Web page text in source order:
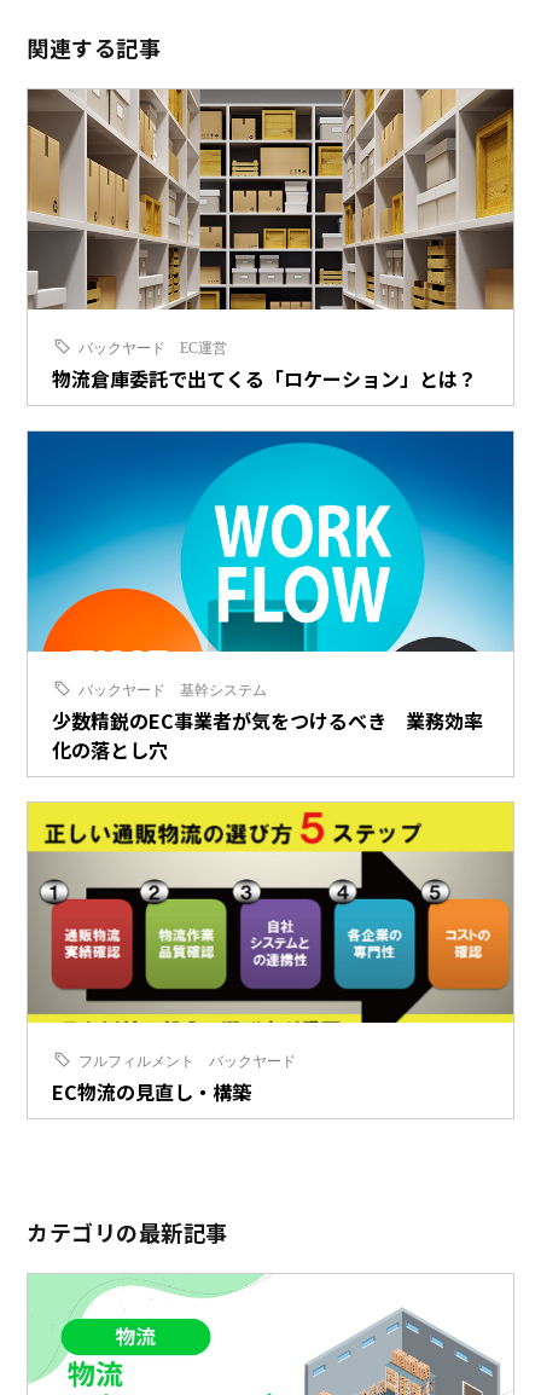
関連する記事
バックヤード EC運営
物流倉庫委託で出てくる「ロケーション」とは？
バックヤード 基幹システム
少数精鋭のEC事業者が気をつけるべき 業務効率
化の落とし穴
フルフィルメント バックヤード
EC物流の見直し・構築
カテゴリの最新記事